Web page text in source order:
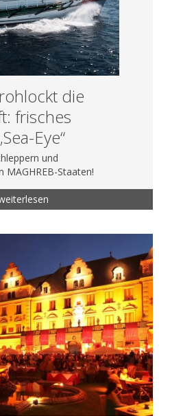
die
frisches
Eye“
und
MAGHREB-Staaten!